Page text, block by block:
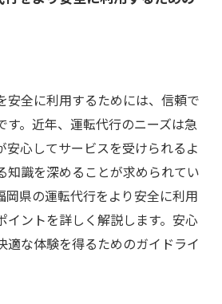
安全に利用するためには、信頼で
す。近年、運転代行のニーズは急
安心してサービスを受けられるよ
知識を深めることが求められてい
岡県の運転代行をより安全に利用
イントを詳しく解説します。安心
適な体験を得るためのガイドライ